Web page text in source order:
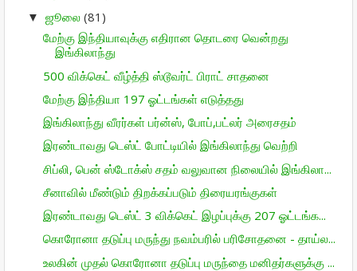
▼ ஜூலை (81)
மேற்கு இந்தியாவுக்கு எதிரான தொடரை வென்றது
இங்கிலாந்து
500 விக்கெட் வீழ்த்தி ஸ்டூவர்ட் பிராட் சாதனை
மேற்கு இந்தியா 197 ஓட்டங்கள் எடுத்தது
இங்கிலாந்து வீரர்கள் பர்ன்ஸ், போப்,பட்லர் அரைசதம்
இரண்டாவது டெஸ்ட் போட்டியில் இங்கிலாந்து வெற்றி
சிப்லி, பென் ஸ்டோக்ஸ் சதம் வலுவான நிலையில் இங்கிலா...
சீனாவில் மீண்டும் திறக்கப்படும் திரையரங்குகள்
இரண்டாவது டெஸ்ட் 3 விக்கெட் இழப்புக்கு 207 ஓட்டங்க...
கொரோனா தடுப்பு மருந்து நவம்பரில் பரிசோதனை - தாய்ல...
உலகின் முதல் கொரோனா தடுப்பு மருந்தை மனிதர்களுக்கு ...